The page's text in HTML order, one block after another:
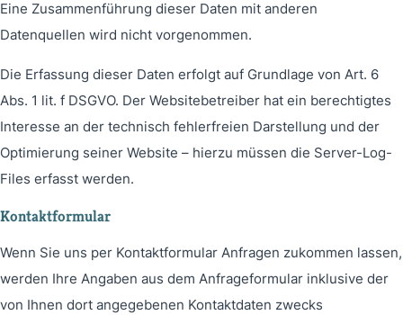
Eine Zusammenführung dieser Daten mit anderen
Datenquellen wird nicht vorgenommen.
Die Erfassung dieser Daten erfolgt auf Grundlage von Art. 6
Abs. 1 lit. f DSGVO. Der Websitebetreiber hat ein berechtigtes
Interesse an der technisch fehlerfreien Darstellung und der
Optimierung seiner Website – hierzu müssen die Server-Log-
Files erfasst werden.
Kontaktformular
Wenn Sie uns per Kontaktformular Anfragen zukommen lassen,
werden Ihre Angaben aus dem Anfrageformular inklusive der
von Ihnen dort angegebenen Kontaktdaten zwecks